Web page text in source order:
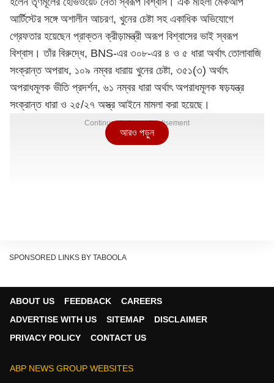
আর্টিস্টের সঙ্গে অশালীন আচরণ, খুনের চেষ্টা সহ একাধিক অভিযোগে
গ্রেফতার হয়েছেন প্রাক্তন ক্রীড়ামন্ত্রী অরূপ বিশ্বাসের ভাই স্বরূপ
বিশ্বাস। তাঁর বিরুদ্ধে, BNS-এর ৩০৮-এর ৪ ও ৫ ধারা অর্থাৎ তোলাবাজি
সংক্রান্ত অপরাধ, ১০৯ নম্বর ধারায় খুনের চেষ্টা, ৩৫১(৩) অর্থাৎ
অপরাধমূলক ভীতি প্রদর্শন, ৬১ নম্বর ধারা অর্থাৎ অপরাধমূলক ষড়যন্ত্র
সংক্রান্ত ধারা ও ২৫/২৭ অস্ত্র আইনে মামলা করা হয়েছে।
Continues below advertisement
আরও পড়ুন
SPONSORED LINKS BY TABOOLA
ABOUT US FEEDBACK
CAREERS
ADVERTISE WITH US
SITEMAP
DISCLAIMER
PRIVACY POLICY
CONTACT US
ABP NEWS GROUP WEBSITES